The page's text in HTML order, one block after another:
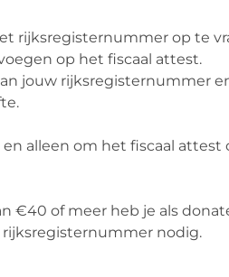
rijksregisternummer op te
op het fiscaal attest.
jouw rijksregisternummer
alleen om het fiscaal attest
€40 of meer heb je als
nodig.